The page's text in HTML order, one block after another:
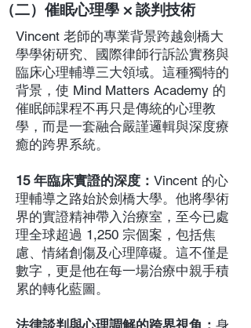
（二）催眠心理學 × 談判技術
Vincent 老師的專業背景跨越劍橋大
學學術研究、國際律師行訴訟實務與
臨床心理輔導三大領域。這種獨特的
背景，使 Mind Matters Academy 的
催眠師課程不再只是傳統的心理教
學，而是一套融合嚴謹邏輯與深度療
癒的跨界系統。
15 年臨床實證的深度： Vincent 的心
理輔導之路始於劍橋大學。他將學術
界的實證精神帶入治療室，至今已處
理全球超過 1,250 宗個案，包括焦
慮、情緒創傷及心理障礙。這不僅是
數字，更是他在每一場治療中親手積
累的轉化藍圖。
法律談判與心理調解的跨界視角： 身